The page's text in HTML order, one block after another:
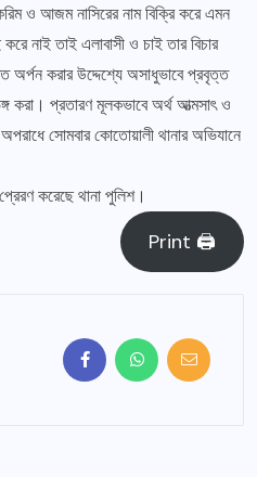
ও আজম নাসিরের নাম বিক্রি করে এমন
নাই তাই এলাবাসী ও চাই তার বিচার
করার উদ্দেশ্যে অসাধুভাবে প্রবৃত্ত
করা। প্রতারণ মূলকভাবে অর্থ আত্মসাৎ ও
সোমবার কোতোয়ালী থানার অভিযানে
করেছে থানা পুলিশ।
Print 🖨